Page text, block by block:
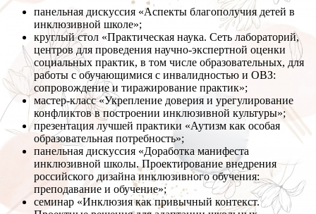
панельная дискуссия «Аспекты благополучия детей в
инклюзивной школе»;
круглый стол «Практическая наука. Сеть лабораторий,
центров для проведения научно-экспертной оценки
социальных практик, в том числе образовательных, для
работы с обучающимися с инвалидностью и ОВЗ:
сопровождение и тиражирование практик»;
мастер-класс «Укрепление доверия и урегулирование
конфликтов в построении инклюзивной культуры»;
презентация лучшей практики «Аутизм как особая
образовательная потребность»;
панельная дискуссия «Доработка манифеста
инклюзивной школы. Проектирование внедрения
российского дизайна инклюзивного обучения:
преподавание и обучение»;
семинар «Инклюзия как привычный контекст.